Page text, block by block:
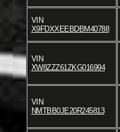
VIN
X9FDXXEEBDBM40788
VIN
XW8ZZZ61ZKG016994
VIN
NMTBB0JE20R245813